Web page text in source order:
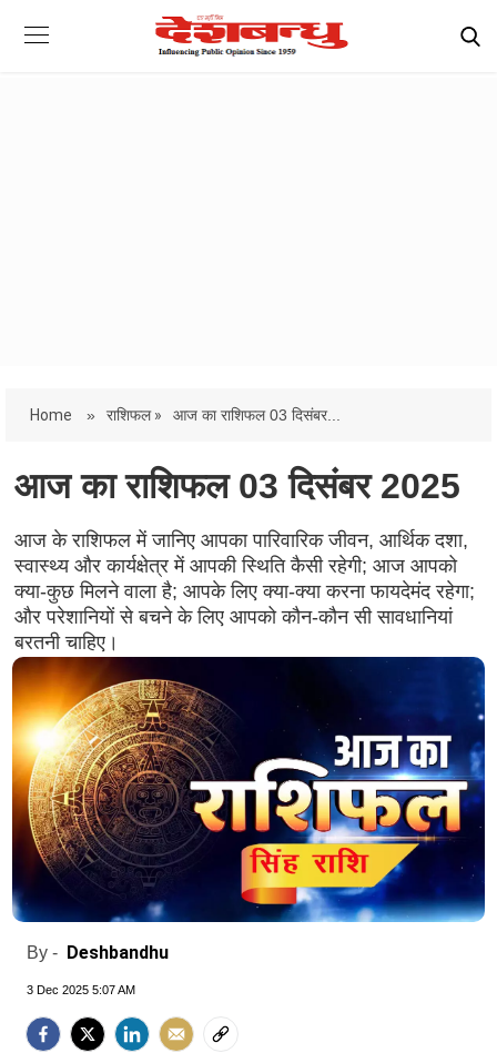
Home » राशिफल » आज का राशिफल 03 दिसंबर...
आज का राशिफल 03 दिसंबर 2025
आज के राशिफल में जानिए आपका पारिवारिक जीवन, आर्थिक दशा,
स्वास्थ्य और कार्यक्षेत्र में आपकी स्थिति कैसी रहेगी; आज आपको
क्या-कुछ मिलने वाला है; आपके लिए क्या-क्या करना फायदेमंद रहेगा;
और परेशानियों से बचने के लिए आपको कौन-कौन सी सावधानियां
बरतनी चाहिए।
By - Deshbandhu
3 Dec 2025 5:07 AM